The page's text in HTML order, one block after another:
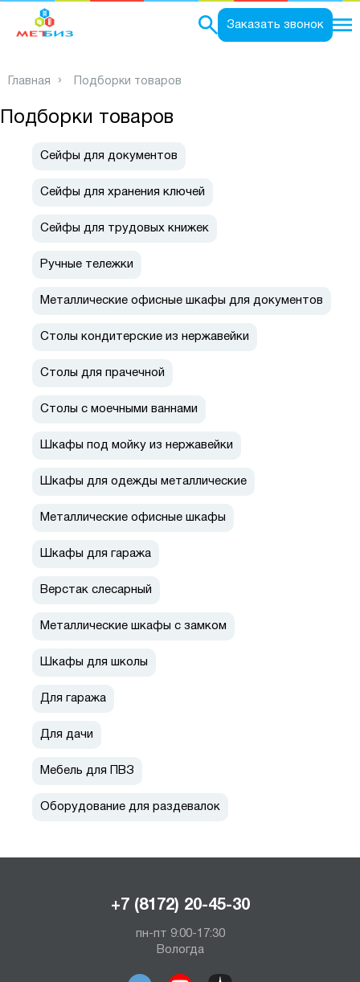
Заказать звонок
Главная Подборки товаров
Подборки товаров
Сейфы для документов
Сейфы для хранения ключей
Сейфы для трудовых книжек
Ручные тележки
Металлические офисные шкафы для документов
Столы кондитерские из нержавейки
Столы для прачечной
Столы с моечными ваннами
Шкафы под мойку из нержавейки
Шкафы для одежды металлические
Металлические офисные шкафы
Шкафы для гаража
Верстак слесарный
Металлические шкафы с замком
Шкафы для школы
Для гаража
Для дачи
Мебель для ПВЗ
Оборудование для раздевалок
+7 (8172) 20-45-30
пн-пт 9:00-17:30
Вологда